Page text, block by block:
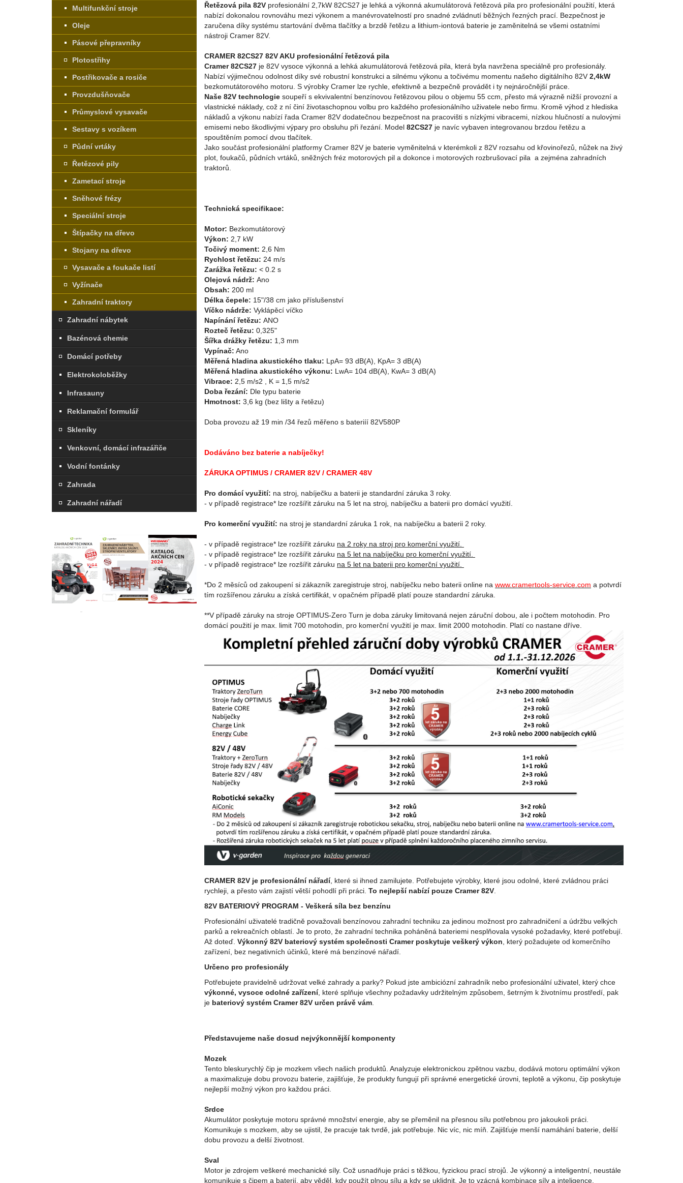
Multifunkční stroje
Oleje
Pásové přepravníky
Plotostřihy
Postřikovače a rosiče
Provzdušňovače
Průmyslové vysavače
Sestavy s vozíkem
Půdní vrtáky
Řetězové pily
Zametací stroje
Sněhové frézy
Speciální stroje
Štípačky na dřevo
Stojany na dřevo
Vysavače a foukače listí
Vyžínače
Zahradní traktory
Zahradní nábytek
Bazénová chemie
Domácí potřeby
Elektrokoloběžky
Infrasauny
Reklamační formulář
Skleníky
Venkovní, domácí infrazářiče
Vodní fontánky
Zahrada
Zahradní nářadí
Řetězová pila 82V profesionální 2,7kW 82CS27 je lehká a výkonná akumulátorová řetězová pila pro profesionální použití, která
nabízí dokonalou rovnováhu mezi výkonem a manévrovatelností pro snadné zvládnutí běžných řezných prací. Bezpečnost je
zaručena díky systému startování dvěma tlačítky a brzdě řetězu a lithium-iontová baterie je zaměnitelná se všemi ostatními
nástroji Cramer 82V.
CRAMER 82CS27 82V AKU profesionální řetězová pila
Cramer 82CS27 je 82V vysoce výkonná a lehká akumulátorová řetězová pila, která byla navržena speciálně pro profesionály.
Nabízí výjimečnou odolnost díky své robustní konstrukci a silnému výkonu a točivému momentu našeho digitálního 82V 2,4kW
bezkomutátorového motoru. S výrobky Cramer lze rychle, efektivně a bezpečně provádět i ty nejnáročnější práce.
Naše 82V technologie soupeří s ekvivalentní benzínovou řetězovou pilou o objemu 55 ccm, přesto má výrazně nižší provozní a
vlastnické náklady, což z ní činí životaschopnou volbu pro každého profesionálního uživatele nebo firmu. Kromě výhod z hlediska
nákladů a výkonu nabízí řada Cramer 82V dodatečnou bezpečnost na pracovišti s nízkými vibracemi, nízkou hlučností a nulovými
emisemi nebo škodlivými výpary pro obsluhu při řezání. Model 82CS27 je navíc vybaven integrovanou brzdou řetězu a
spouštěním pomocí dvou tlačítek.
Jako součást profesionální platformy Cramer 82V je baterie vyměnitelná v kterémkoli z 82V rozsahu od křovinořezů, nůžek na živý
plot, foukačů, půdních vrtáků, sněžných fréz motorových pil a dokonce i motorových rozbrušovací pila a zejména zahradních
traktorů.
Technická specifikace:
Motor: Bezkomutátorový
Výkon: 2,7 kW
Točivý moment: 2,6 Nm
Rychlost řetězu: 24 m/s
Zarážka řetězu: < 0.2 s
Olejová nádrž: Ano
Obsah: 200 ml
Délka čepele: 15"/38 cm jako příslušenství
Víčko nádrže: Vyklápěcí víčko
Napínání řetězu: ANO
Rozteč řetězu: 0,325"
Šířka drážky řetězu: 1,3 mm
Vypínač: Ano
Měřená hladina akustického tlaku: LpA= 93 dB(A), KpA= 3 dB(A)
Měřená hladina akustického výkonu: LwA= 104 dB(A), KwA= 3 dB(A)
Vibrace: 2,5 m/s2 , K = 1,5 m/s2
Doba řezání: Dle typu baterie
Hmotnost: 3,6 kg (bez lišty a řetězu)
Doba provozu až 19 min /34 řezů měřeno s bateriíí 82V580P
Dodáváno bez baterie a nabíječky!
ZÁRUKA OPTIMUS / CRAMER 82V / CRAMER 48V
Pro domácí využití: na stroj, nabíječku a baterii je standardní záruka 3 roky.
- v případě registrace* lze rozšířit záruku na 5 let na stroj, nabíječku a baterii pro domácí využití.
Pro komerční využití: na stroj je standardní záruka 1 rok, na nabíječku a baterii 2 roky.
- v případě registrace* lze rozšířit záruku na 2 roky na stroj pro komerční využití.
- v případě registrace* lze rozšířit záruku na 5 let na nabíječku pro komerční využití.
- v případě registrace* lze rozšířit záruku na 5 let na baterii pro komerční využití.
*Do 2 měsíců od zakoupení si zákazník zaregistruje stroj, nabíječku nebo baterii online na www.cramertools-service.com a potvrdí
tím rozšířenou záruku a získá certifikát, v opačném případě platí pouze standardní záruka.
**V případě záruky na stroje OPTIMUS-Zero Turn je doba záruky limitovaná nejen záruční dobou, ale i počtem motohodin. Pro
domácí použití je max. limit 700 motohodin, pro komerční využití je max. limit 2000 motohodin. Platí co nastane dříve.
CRAMER 82V je profesionální nářadí, které si ihned zamilujete. Potřebujete výrobky, které jsou odolné, které zvládnou práci
rychleji, a přesto vám zajistí větší pohodlí při práci. To nejlepší nabízí pouze Cramer 82V
82V BATERIOVÝ PROGRAM - Veškerá síla bez benzínu
Profesionální uživatelé tradičně považovali benzínovou zahradní techniku za jedinou možnost pro zahradničení a údržbu velkých
parků a rekreačních oblastí. Je to proto, že zahradní technika poháněná bateriemi nesplňovala vysoké požadavky, které potřebují.
Až doteď. Výkonný 82V bateriový systém společnosti Cramer poskytuje veškerý výkon , který požadujete od komerčního
zařízení, bez negativních účinků, které má benzínové nářadí.
Určeno pro profesionály
Potřebujete pravidelně udržovat velké zahrady a parky? Pokud jste ambiciózní zahradník nebo profesionální uživatel, který chce
výkonné, vysoce odolné zařízení, které splňuje všechny požadavky udržitelným způsobem, šetrným k životnímu prostředí, pak
je bateriový systém Cramer 82V určen právě vám
Představujeme naše dosud nejvýkonnější komponenty
Mozek
Tento bleskurychlý čip je mozkem všech našich produktů. Analyzuje elektronickou zpětnou vazbu, dodává motoru optimální výkon
a maximalizuje dobu provozu baterie, zajišťuje, že produkty fungují při správné energetické úrovni, teplotě a výkonu, čip poskytuje
nejlepší možný výkon pro každou práci.
Srdce
Akumulátor poskytuje motoru správné množství energie, aby se přeměnil na přesnou sílu potřebnou pro jakoukoli práci.
Komunikuje s mozkem, aby se ujistil, že pracuje tak tvrdě, jak potřebuje. Nic víc, nic míň. Zajišťuje menší namáhání baterie, delší
dobu provozu a delší životnost.
Sval
Motor je zdrojem veškeré mechanické síly. Což usnadňuje práci s těžkou, fyzickou prací strojů. Je výkonný a inteligentní, neustále
komunikuje s čipem a baterií, aby věděl, kdy použít plnou sílu a kdy se uklidnit. Je to vzácná kombinace síly a inteligence.